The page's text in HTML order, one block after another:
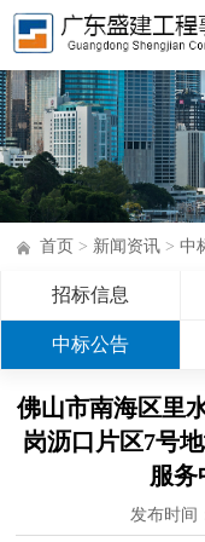
首页 > 新闻资讯> 中
招标信息
中标公告
佛山市南海区里
岗沥口片区7号
服务
发布时间